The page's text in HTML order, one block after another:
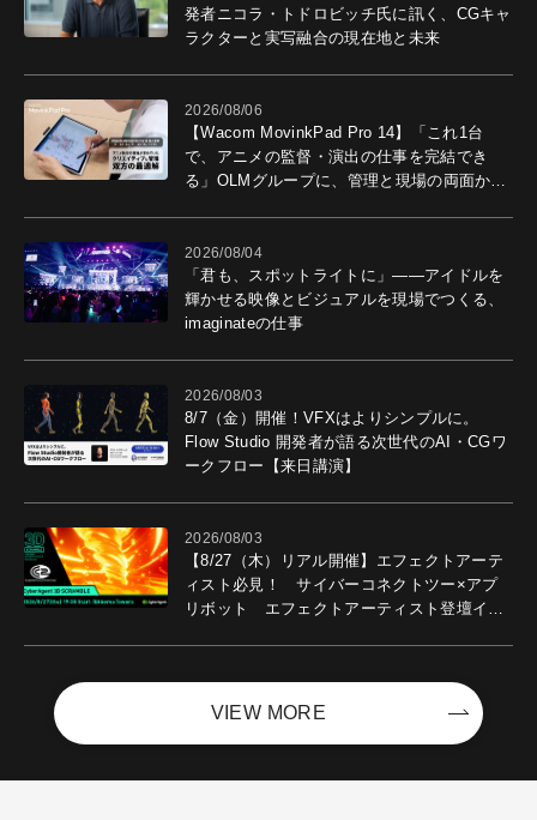
発者ニコラ・トドロビッチ氏に訊く、CGキャ
ラクターと実写融合の現在地と未来
2026/08/06
【Wacom MovinkPad Pro 14】「これ1台
で、アニメの監督・演出の仕事を完結でき
る」OLMグループに、管理と現場の両面から
2026/08/04
「君も、スポットライトに」――アイドルを
輝かせる映像とビジュアルを現場でつくる、
imaginateの仕事
2026/08/03
8/7（金）開催！VFXはよりシンプルに。
Flow Studio 開発者が語る次世代のAI・CGワ
ークフロー【来日講演】
2026/08/03
【8/27（木）リアル開催】エフェクトアーテ
ィスト必見！ サイバーコネクトツー×アプ
リボット エフェクトアーティスト登壇イベ
VIEW MORE